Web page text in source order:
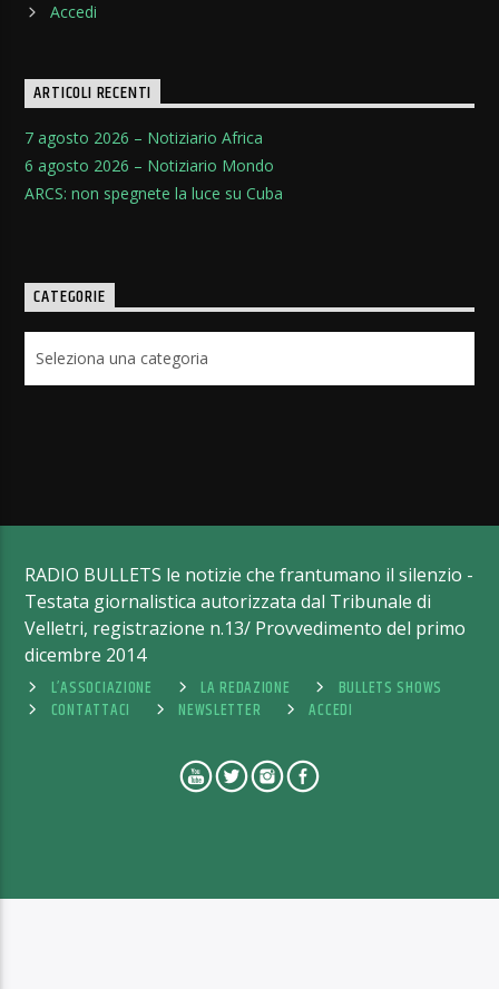
Accedi
ARTICOLI RECENTI
7 agosto 2026 – Notiziario Africa
6 agosto 2026 – Notiziario Mondo
ARCS: non spegnete la luce su Cuba
CATEGORIE
RADIO BULLETS le notizie che frantumano il silenzio -
Testata giornalistica autorizzata dal Tribunale di
Velletri, registrazione n.13/ Provvedimento del primo
dicembre 2014
L’ASSOCIAZIONE
LA REDAZIONE
BULLETS SHOWS
CONTATTACI
NEWSLETTER ACCEDI